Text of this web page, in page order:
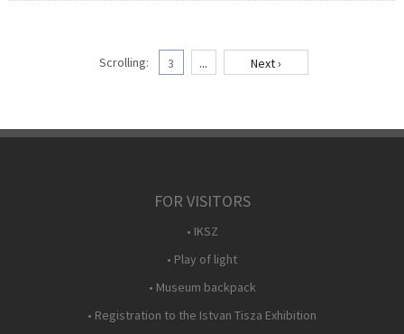
Scrolling: 3 ... Next ›
FOR VISITORS
• IKSZ
• Play of light
• Museum backpack
• Registration to the Istvan Tisza Exhibition